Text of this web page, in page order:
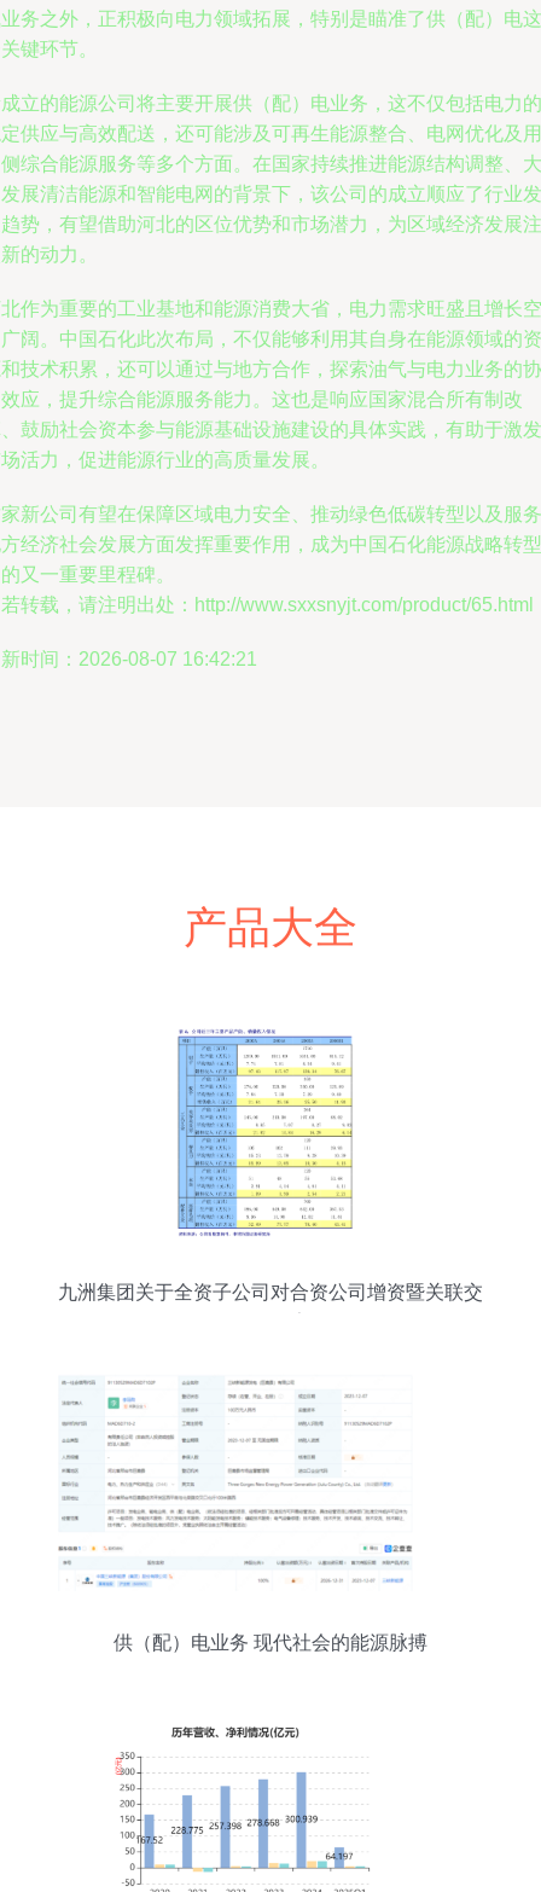
务之外，正积极向电力领域拓展，特别是瞄准了供（配）电这
键环节。
立的能源公司将主要开展供（配）电业务，这不仅包括电力的
供应与高效配送，还可能涉及可再生能源整合、电网优化及用
综合能源服务等多个方面。在国家持续推进能源结构调整、大
展清洁能源和智能电网的背景下，该公司的成立顺应了行业发
势，有望借助河北的区位优势和市场潜力，为区域经济发展注
的动力。
作为重要的工业基地和能源消费大省，电力需求旺盛且增长空
阔。中国石化此次布局，不仅能够利用其自身在能源领域的资
技术积累，还可以通过与地方合作，探索油气与电力业务的协
应，提升综合能源服务能力。这也是响应国家混合所有制改
鼓励社会资本参与能源基础设施建设的具体实践，有助于激发
活力，促进能源行业的高质量发展。
新公司有望在保障区域电力安全、推动绿色低碳转型以及服务
经济社会发展方面发挥重要作用，成为中国石化能源战略转型
又一重要里程碑。
转载，请注明出处：http://www.sxxsnyjt.com/product/65.html
时间：2026-08-07 16:42:21
产品大全
九洲集团关于全资子公司对合资公司增资暨关联交
供（配）电业务 现代社会的能源脉搏